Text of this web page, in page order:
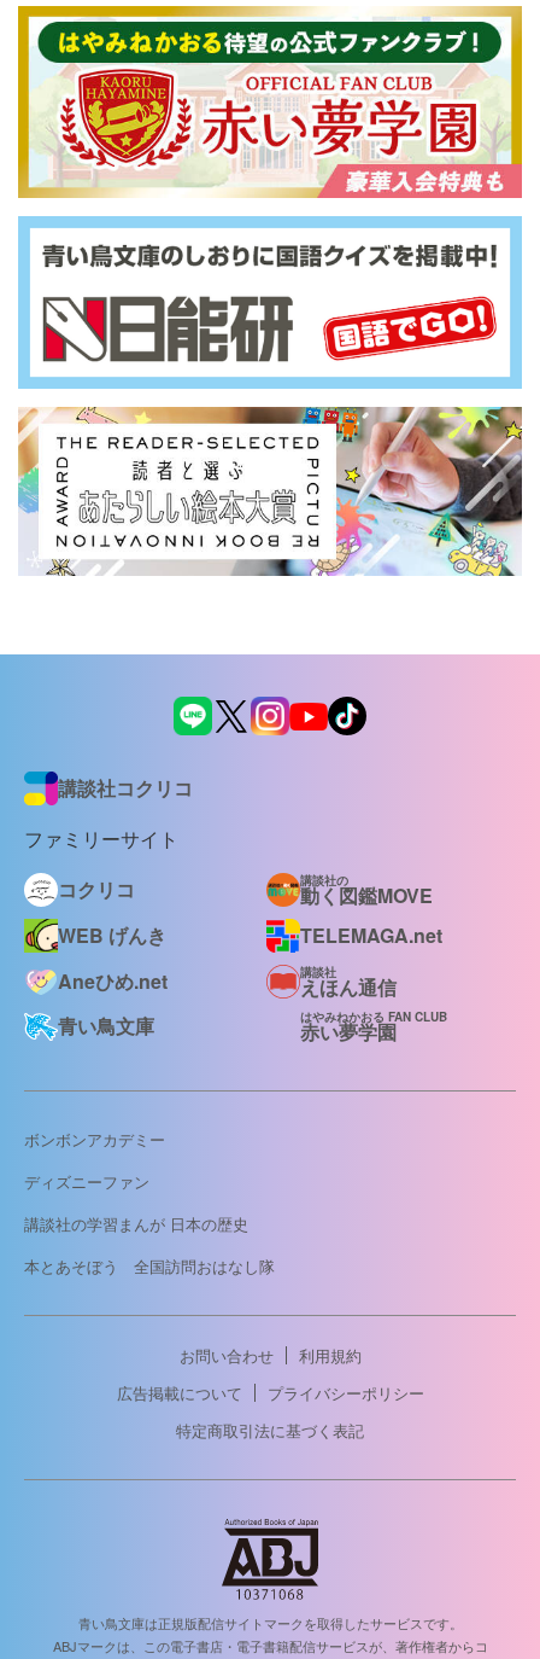
講談社コクリコ
ファミリーサイト
コクリコ
講談社の
動く図鑑MOVE
WEB げんき
TELEMAGA.net
Aneひめ.net
講談社
えほん通信
青い鳥文庫
はやみねかおる FAN CLUB
赤い夢学園
ボンボンアカデミー
ディズニーファン
講談社の学習まんが 日本の歴史
本とあそぼう 全国訪問おはなし隊
お問い合わせ
利用規約
広告掲載について
プライバシーポリシー
特定商取引法に基づく表記
青い鳥文庫は正規版配信サイトマークを取得したサービスです。
ABJマークは、この電子書店・電子書籍配信サービスが、著作権者からコ